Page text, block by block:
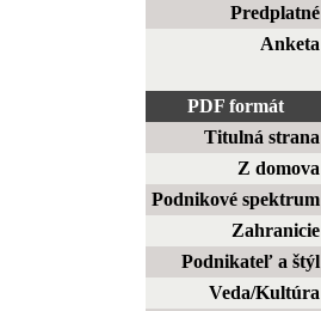
Predplatné
Anketa
PDF formát
Titulná strana
Z domova
Podnikové spektrum
Zahranicie
Podnikateľ a štýl
Veda/Kultúra